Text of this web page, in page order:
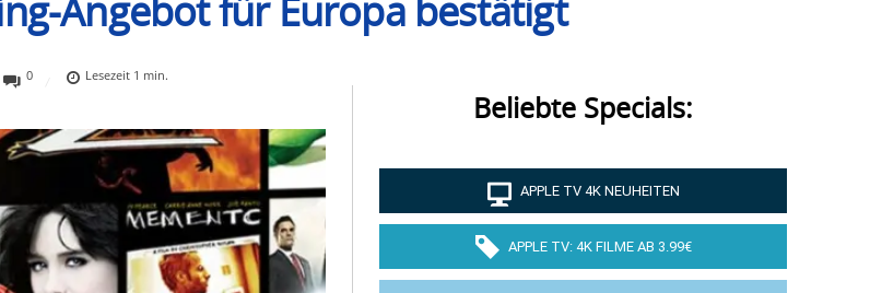
Angebot für Europa bestätigt
0 Lesezeit 1 min.
Beliebte Specials:
APPLE TV 4K NEUHEITEN
APPLE TV: 4K FILME AB 3.99€